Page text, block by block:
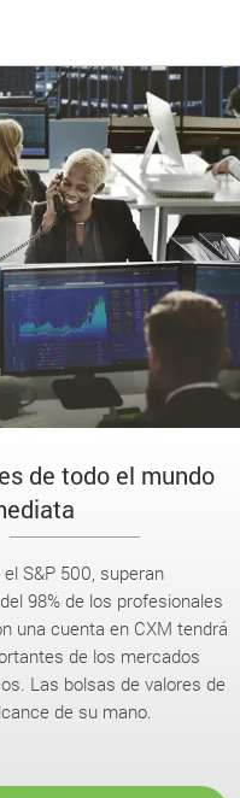
de todo el mundo
S&P 500, superan
98% de los profesionales
una cuenta en CXM tendrá
de los mercados
Las bolsas de valores de
de su mano.